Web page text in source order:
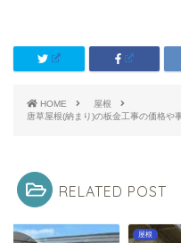
HOME
屋根
唐草屋根(納まり)の板金工事の価格や
RELATED POST
屋根